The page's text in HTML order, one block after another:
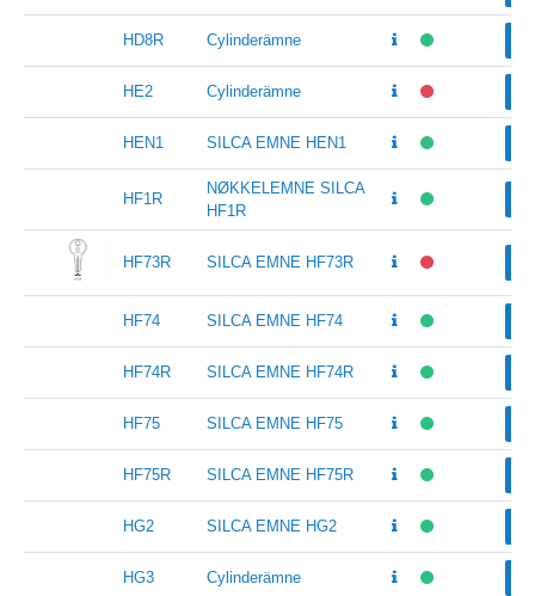
HD8R Cylinderämne
HE2 Cylinderämne
HEN1 SILCA EMNE HEN1
HF1R
NØKKELEMNE SILCA
HF1R
HF73R SILCA EMNE HF73R
HF74 SILCA EMNE HF74
HF74R SILCA EMNE HF74R
HF75 SILCA EMNE HF75
HF75R SILCA EMNE HF75R
HG2 SILCA EMNE HG2
HG3 Cylinderämne